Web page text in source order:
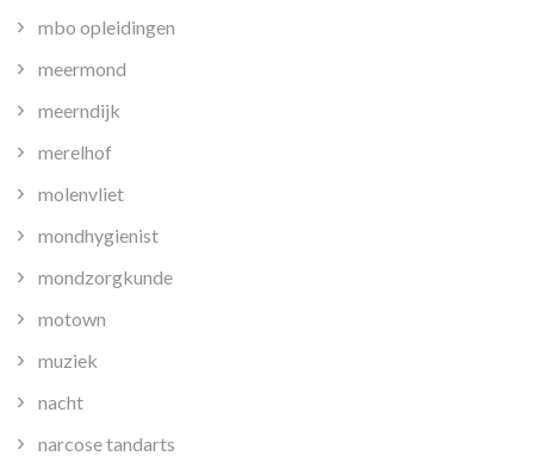
mbo opleidingen
meermond
meerndijk
merelhof
molenvliet
mondhygienist
mondzorgkunde
motown
muziek
nacht
narcose tandarts